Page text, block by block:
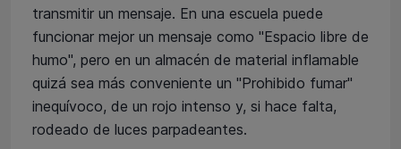
transmitir un mensaje. En una escuela puede
funcionar mejor un mensaje como "Espacio libre de
humo", pero en un almacén de material inflamable
quizá sea más conveniente un "Prohibido fumar"
inequívoco, de un rojo intenso y, si hace falta,
rodeado de luces parpadeantes.